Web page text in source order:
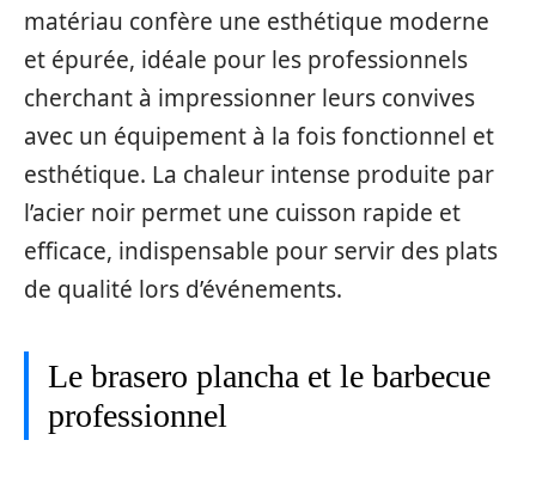
matériau confère une esthétique moderne
et épurée, idéale pour les professionnels
cherchant à impressionner leurs convives
avec un équipement à la fois fonctionnel et
esthétique. La chaleur intense produite par
l’acier noir permet une cuisson rapide et
efficace, indispensable pour servir des plats
de qualité lors d’événements.
Le brasero plancha et le barbecue
professionnel